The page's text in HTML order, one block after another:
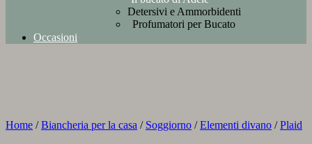
Detersivi e Ammorbidenti
Profumatori per Bucato
Occasioni
Home / Biancheria per la casa / Soggiorno / Elementi divano / Plaid